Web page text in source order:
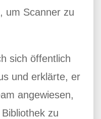
um Scanner zu
sich öffentlich
und erklärte, er
angewiesen,
zu